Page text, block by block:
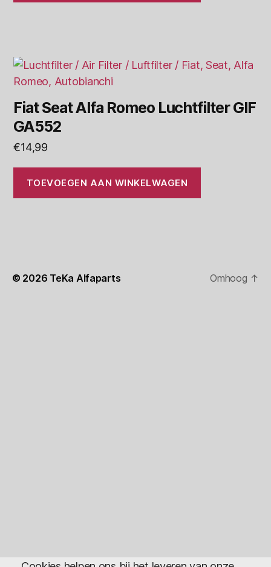
Fiat Seat Alfa Romeo Luchtfilter GIF
GA552
€14,99
TOEVOEGEN AAN WINKELWAGEN
© 2026 TeKa Alfaparts Omhoog ↑